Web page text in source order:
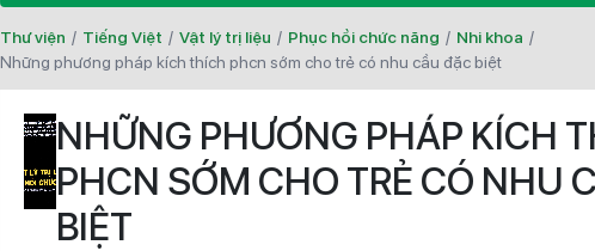
Thư viện / Tiếng Việt / Vật lý trị liệu / Phục hồi chức năng / Nhi khoa /
những phương pháp kích thích phcn sớm cho trẻ có nhu cầu đặc biệt
NHỮNG PHƯƠNG PHÁP KÍCH
PHCN SỚM CHO TRẺ CÓ NHU
BIỆT